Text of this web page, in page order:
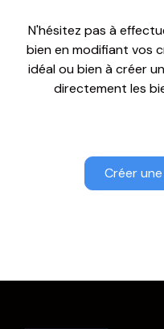
AGENCE
CONTACT
N'hésitez pas à
bien en modifiant vos
idéal ou bien à créer
directement les
Créer